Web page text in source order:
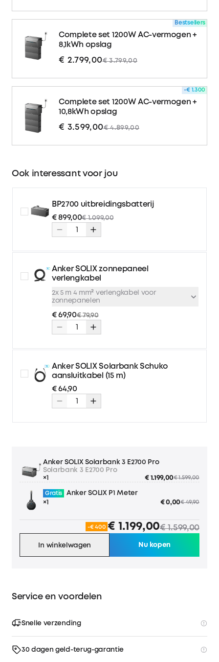
Complete set 1200W AC-vermogen +
8,1kWh opslag
€ 2.799,00€ 3.799,00
Bestsellers
Complete set 1200W AC-vermogen +
10,8kWh opslag
€ 3.599,00€ 4.899,00
-€ 1.300
Ook interessant voor jou
BP2700 uitbreidingsbatterij
€ 899,00€ 1.099,00
Anker SOLIX zonnepaneel
verlengkabel
2x 5 m 4 mm² verlengkabel voor
zonnepanelen
2x 5 m 4 mm² verlengkabel
voor zonnepanelen
€ 89,90€ 99,90
2x 5 m 6 mm² verlengkabel
voor zonnepanelen
2x 10 m 6 mm² verlengkab
el voor zonnepanelen
€ 69,90€ 79,90
Anker SOLIX Solarbank Schuko
aansluitkabel (15 m)
€ 64,90
Anker SOLIX Solarbank 3 E2700 Pro
Solarbank 3 E2700 Pro
×1
€ 1.199,00€ 1.599,00
Gratis
Anker SOLIX P1 Meter
×1
€ 0,00€ 49,90
-€ 400 € 1.199,00€ 1.599,00
In winkelwagen Nu kopen
Service en voordelen
Snelle verzending
30 dagen geld-terug-garantie